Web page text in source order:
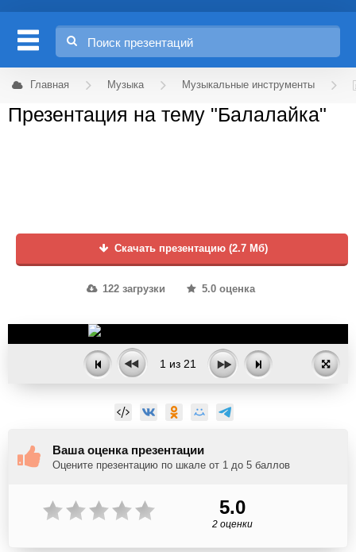
Главная Музыка Музыкальные инструменты
Презентация на тему "Балалайка"
Скачать презентацию (2.7 Мб)
122 загрузки 5.0 оценка
1 из 21
Ваша оценка презентации
Оцените презентацию по шкале от 1 до 5 баллов
5.0
2 оценки